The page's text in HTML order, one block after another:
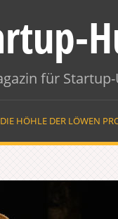
für
DIE HÖHLE DER LÖWEN